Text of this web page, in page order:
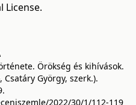
License.
Örökség és kihívások.
György, szerk.).
2022/30/1/112-119